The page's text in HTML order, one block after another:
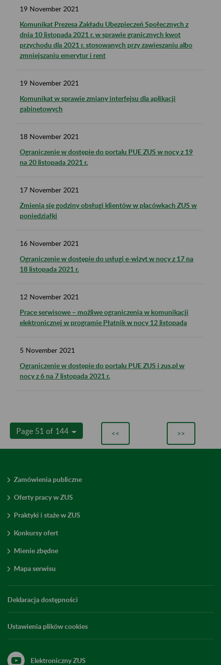
19 November 2021
Komunikat Prezesa Zakładu Ubezpieczeń Społecznych z
dnia 10 listopada 2021 r. w sprawie granicznych kwot
przychodu dla 2021 r. stosowanych przy zawieszaniu albo
zmniejszaniu emerytur i rent
19 November 2021
Komunikat w sprawie zmiany interfejsu dla aplikacji
gabinetowych
18 November 2021
Ograniczenie w dostępie do portalu PUE ZUS w nocy z 19
na 20 listopada 2021 r.
17 November 2021
Zmienią się godziny obsługi klientów w placówkach ZUS w
poniedziałki
16 November 2021
Ograniczenie w dostępie do usługi e-wizyt w nocy z 17 na
18 listopada 2021 r.
12 November 2021
Prace serwisowe – możliwe ograniczenia w komunikacji
elektronicznej w programie Płatnik w nocy 12 listopada
5 November 2021
Ograniczenie w dostępie do portalu PUE ZUS i zus.pl w
nocy z 6 na 7 listopada 2021 r.
Page 51 of 144 << >>
Zamówienia publiczne
Oferty pracy w ZUS
Praktyki i staże w ZUS
Konkursy ofert
Mienie zbędne
Mapa serwisu
Deklaracja dostępności
Ustawienia plików cookies
Elektroniczny ZUS